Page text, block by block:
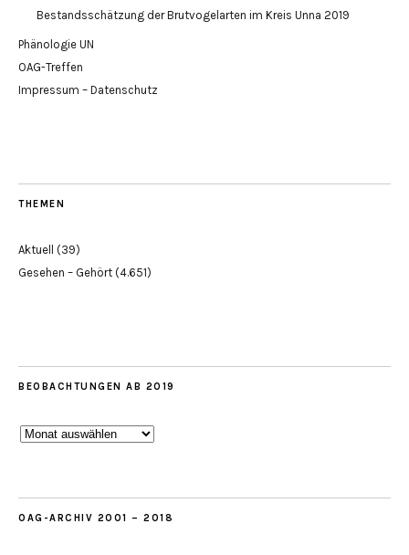
Bestandsschätzung der Brutvogelarten im Kreis Unna 2019
Phänologie UN
OAG-Treffen
Impressum – Datenschutz
THEMEN
Aktuell
(39)
Gesehen – Gehört (4.651)
BEOBACHTUNGEN AB 2019
Beobachtungen
OAG-ARCHIV 2001 – 2018